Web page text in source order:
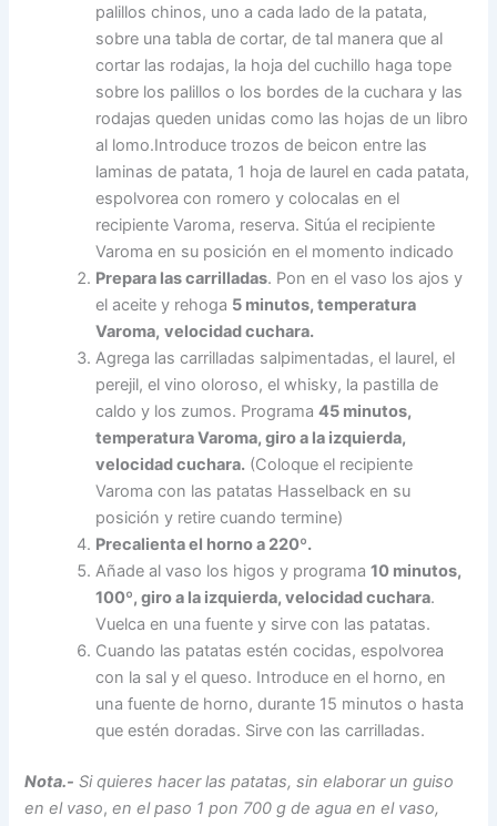
palillos chinos, uno a cada lado de la patata,
sobre una tabla de cortar, de tal manera que al
cortar las rodajas, la hoja del cuchillo haga tope
sobre los palillos o los bordes de la cuchara y las
rodajas queden unidas como las hojas de un libro
al lomo.Introduce trozos de beicon entre las
laminas de patata, 1 hoja de laurel en cada patata,
espolvorea con romero y colocalas en el
recipiente Varoma, reserva. Sitúa el recipiente
Varoma en su posición en el momento indicado
Prepara las carrilladas. Pon en el vaso los ajos y
el aceite y rehoga 5 minutos, temperatura
Varoma, velocidad cuchara.
Agrega las carrilladas salpimentadas, el laurel, el
perejil, el vino oloroso, el whisky, la pastilla de
caldo y los zumos. Programa45 minutos,
temperatura Varoma, giro a la izquierda,
velocidad cuchara. (Coloque el recipiente
Varoma con las patatas Hasselback en su
posición y retire cuando termine)
Precalienta el horno a 220º.
Añade al vaso los higos y programa10 minutos,
100º, giro a la izquierda, velocidad cuchara.
Vuelca en una fuente y sirve con las patatas.
Cuando las patatas estén cocidas, espolvorea
con la sal y el queso. Introduce en el horno, en
una fuente de horno, durante 15 minutos o hasta
que estén doradas. Sirve con las carrilladas.
Nota.- Si quieres hacer las patatas, sin elaborar un guiso
en el vaso,en el paso 1 pon 700 g de agua en el vaso,